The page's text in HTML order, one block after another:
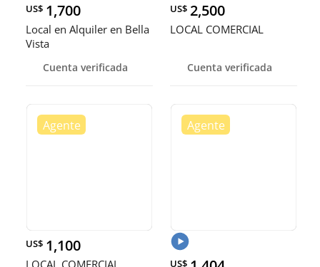
US$ 1,700
Local en Alquiler en Bella
Vista
Cuenta verificada
US$ 2,500
LOCAL COMERCIAL
Cuenta verificada
US$ 1,100
LOCAL COMERCIAL US$